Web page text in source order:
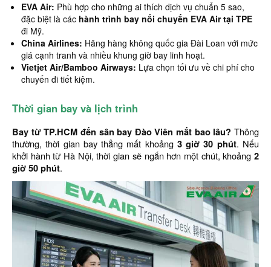
EVA Air: Phù hợp cho những ai thích dịch vụ chuẩn 5 sao,
đặc biệt là các hành trình bay nối chuyến EVA Air tại TPE
đi Mỹ.
China Airlines: Hãng hàng không quốc gia Đài Loan với mức
giá cạnh tranh và nhiều khung giờ bay linh hoạt.
Vietjet Air/Bamboo Airways: Lựa chọn tối ưu về chi phí cho
chuyến đi tiết kiệm.
Thời gian bay và lịch trình
Bay từ TP.HCM đến sân bay Đào Viên mất bao lâu? Thông
thường, thời gian bay thẳng mất khoảng 3 giờ 30 phút. Nếu
khởi hành từ Hà Nội, thời gian sẽ ngắn hơn một chút, khoảng 2
giờ 50 phút.